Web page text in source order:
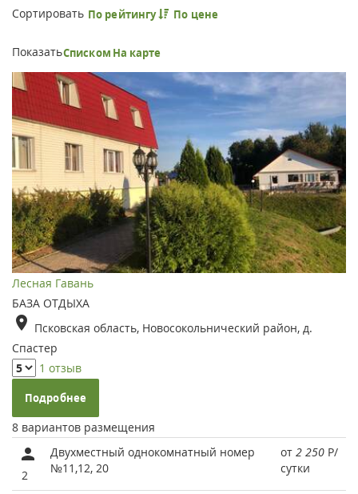
Сортировать По рейтингу По цене
ПоказатьСписком На карте
Лесная Гавань
БАЗА ОТДЫХА
Псковская область, Новосокольнический район, д.
Спастер
1 отзыв
Подробнее
8 вариантов размещения
2
Двухместный однокомнатный номер
№11,12, 20
от 2 250 Р/
сутки